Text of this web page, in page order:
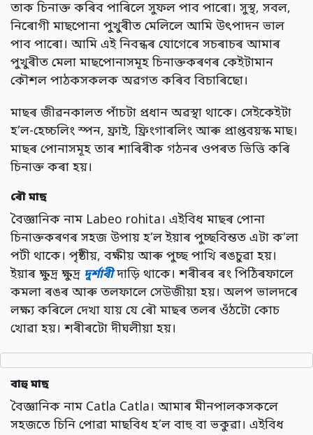
তাক চিনাক্ত কৰিব পাৰিলে সুফল পাব পাৰো। সুস্থ, সবল,
নিৰোগী মাছপোনা পুখুৰীত মেলিলে আমি উৎপাদন ভাল
পাব পাৰো। আমি এই নিবন্ধৰ যোগেৰে সচৰাচৰ আমাৰ
পুখুৰীত মেলা মাছপোনাসমূহ চিনাক্তকৰণৰ কেইটামান
কৌশল পাঠকসকলক অৱগত কৰিব বিচাৰিছো।
মাছৰ জীৱনকালত পাঁচটা প্ৰধান অৱস্থা থাকে। সেইকেইটা
হ’ল-হেচ্চলিং স্পন,ফ্ৰাই, ফ্ৰিংগাৰলিং আৰু প্ৰাপ্তবয়স্ক মাছ।
মাছৰ পোনাসমূহ তাৰ শাৰিৰীক গঠনৰ ওপৰত ভিত্তি কৰি
চিনাক্ত কৰা হয়।
ৰৌ মাছ
বৈজ্ঞানিক নাম Labeo rohita। এইবিধ মাছৰ পোনা
চিনাক্তকৰণৰ সহজ উপায় হ’ল ইয়াৰ পুচ্ছবিন্তত এটা ক’লা
পটী থাকে। পৃষ্ঠীয়, বক্ষীয় আৰু পুচ্ছ পাখি ৰঙচুৱা হয়।
ইয়াৰ ক্ষুদ্ৰ ক্ষুদ্ৰ দুৰ্শাৰীদাড়ি থাকে। শৰীৰৰ ৰং পিঠিৰফালে
কমলা ৰঙৰ আৰু তলফালে সেউজীয়া হয়। অলপ ভালদৰে
লক্ষ্য কৰিলে দেখা যায় যে ৰৌ মাছৰ তলৰ ওঁঠটো কোচ
খোৱা হয়। শৰীৰটো দীঘলীয়া হয়।
বাহু মাছ
বৈজ্ঞানিক নাম Catla Catla। আমাৰ মীনপালকসকলে
সহজতে চিনি পোৱা মাছবিধ হ’ল বাহু বা ভকুৱা। এইবিধ